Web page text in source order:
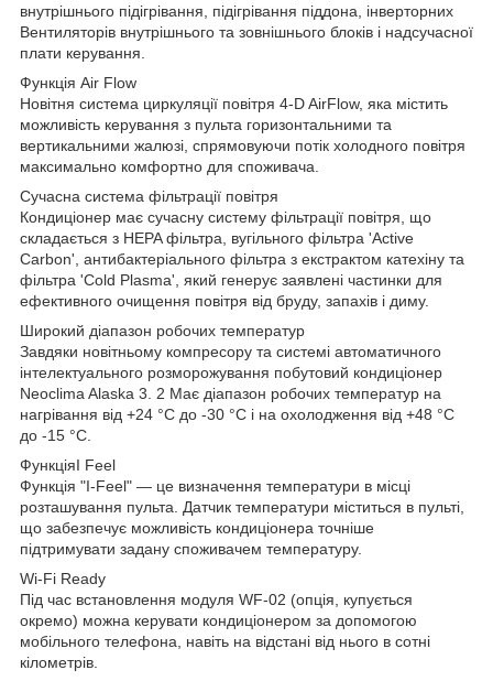
внутрішнього підігрівання, підігрівання піддона, інверторних
Вентиляторів внутрішнього та зовнішнього блоків і надсучасної
плати керування.
Функція Air Flow
Новітня система циркуляції повітря 4-D AirFlow, яка містить
можливість керування з пульта горизонтальними та
вертикальними жалюзі, спрямовуючи потік холодного повітря
максимально комфортно для споживача.
Сучасна система фільтрації повітря
Кондиціонер має сучасну систему фільтрації повітря, що
складається з HEPA фільтра, вугільного фільтра 'Active
Carbon', антибактеріального фільтра з екстрактом катехіну та
фільтра 'Cold Plasma', який генерує заявлені частинки для
ефективного очищення повітря від бруду, запахів і диму.
Широкий діапазон робочих температур
Завдяки новітньому компресору та системі автоматичного
інтелектуального розморожування побутовий кондиціонер
Neoclima Alaska 3. 2 Має діапазон робочих температур на
нагрівання від +24 °C до -30 °C і на охолодження від +48 °C
до -15 °C.
ФункціяI Feel
Функція "I-Feel" — це визначення температури в місці
розташування пульта. Датчик температури міститься в пульті,
що забезпечує можливість кондиціонера точніше
підтримувати задану споживачем температуру.
Wi-Fi Ready
Під час встановлення модуля WF-02 (опція, купується
окремо) можна керувати кондиціонером за допомогою
мобільного телефона, навіть на відстані від нього в сотні
кілометрів.